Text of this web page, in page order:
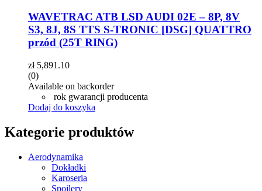
WAVETRAC ATB LSD AUDI 02E – 8P, 8V
S3, 8J, 8S TTS S-TRONIC [DSG] QUATTRO
przód (25T RING)
zł5,891.10
(0)
Available on backorder
rok gwarancji producenta
Dodaj do koszyka
Kategorie produktów
Aerodynamika
Dokładki
Karoseria
Spojlery